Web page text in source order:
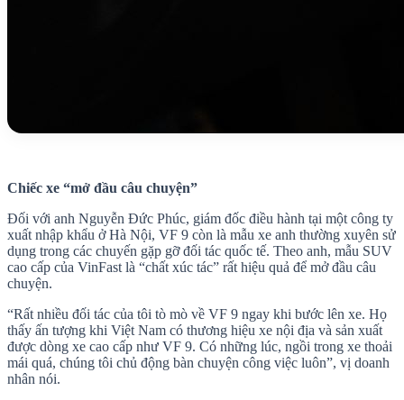
Chiếc xe “mở đầu câu chuyện”
Đối với anh Nguyễn Đức Phúc, giám đốc điều hành tại một công ty
xuất nhập khẩu ở Hà Nội, VF 9 còn là mẫu xe anh thường xuyên sử
dụng trong các chuyến gặp gỡ đối tác quốc tế. Theo anh, mẫu SUV
cao cấp của VinFast là “chất xúc tác” rất hiệu quả để mở đầu câu
chuyện.
“Rất nhiều đối tác của tôi tò mò về VF 9 ngay khi bước lên xe. Họ
thấy ấn tượng khi Việt Nam có thương hiệu xe nội địa và sản xuất
được dòng xe cao cấp như VF 9. Có những lúc, ngồi trong xe thoải
mái quá, chúng tôi chủ động bàn chuyện công việc luôn”, vị doanh
nhân nói.